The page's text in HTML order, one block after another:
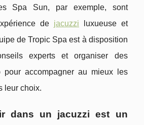
Spa Sun, par exemple, sont
de jacuzzi luxueuse et
de Tropic Spa est à disposition
experts et organiser des
pour accompagner au mieux les
leur choix.
dans un jacuzzi est un